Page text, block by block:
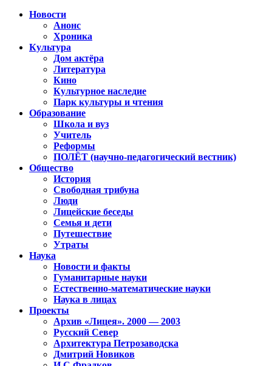
Новости
Анонс
Хроника
Культура
Дом актёра
Литература
Кино
Культурное наследие
Парк культуры и чтения
Образование
Школа и вуз
Учитель
Реформы
ПОЛЁТ (научно-педагогический вестник)
Общество
История
Свободная трибуна
Люди
Лицейские беседы
Семья и дети
Путешествие
Утраты
Наука
Новости и факты
Гуманитарные науки
Естественно-математические науки
Наука в лицах
Проекты
Архив «Лицея». 2000 — 2003
Русский Север
Архитектура Петрозаводска
Дмитрий Новиков